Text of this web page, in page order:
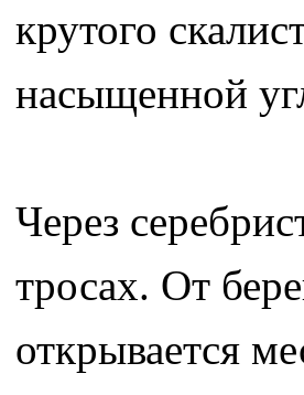
крутого
насыщенной
Через
тросах. От
открывается